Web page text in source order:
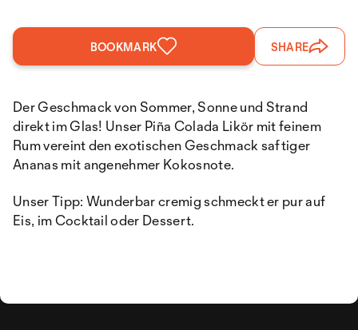
BOOKMARK SHARE
Der Geschmack von Sommer, Sonne und Strand
direkt im Glas! Unser Piña Colada Likör mit feinem
Rum vereint den exotischen Geschmack saftiger
Ananas mit angenehmer Kokosnote.
Unser Tipp: Wunderbar cremig schmeckt er pur auf
Eis, im Cocktail oder Dessert.